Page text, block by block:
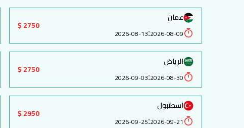
عمان
2026-08-09
:
2026-08-13
2750 $
الرياض
2026-08-30
:
2026-09-03
2750 $
اسطنبول
2026-09-21
:
2026-09-25
2950 $